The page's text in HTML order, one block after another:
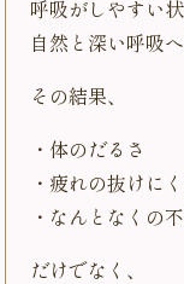
呼吸がしやすい
自然と深い呼吸
その結果、
・体のだるさ
・疲れの抜けに
・なんとなくの
だけでなく、